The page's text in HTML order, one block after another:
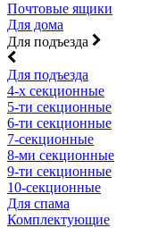
Почтовые ящики
Для дома
Для подъезда
Для подъезда
4-х секционные
5-ти секционные
6-ти секционные
7-секционные
8-ми секционные
9-ти секционные
10-секционные
Для спама
Комплектующие